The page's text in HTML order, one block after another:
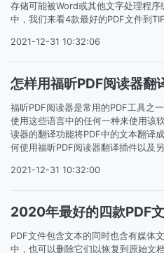
存储可能被Word或其他文字处理程
中，我们来看4款最好的PDF文件到
2021-12-31 10:32:06
怎样用福昕PDF阅读器翻
福昕PDF阅读器是常用的PDF工具之
使用这些语言中的任何一种来使用该
读器的翻译功能将PDF中的文本翻译
何使用福昕PDF阅读器翻译插件以及
2021-12-31 10:32:00
2020年最好的四款PDF
PDF文件包含文本的同时也含有媒体
中，也可以删除它们以恢复到原始文